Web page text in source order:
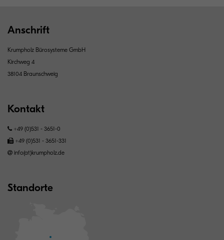
Anschrift
Krumpholz Bürosysteme GmbH
Kirchweg 4
38104 Braunschweig
Kontakt
+49 (0)531 - 3651-0
+49 (0)531 - 3651-331
info(at)krumpholz.de
Standorte